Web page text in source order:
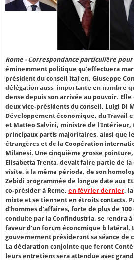
Rome - Correspondance particulière pour
éminemment politique qu’effectuera
président du conseil italien, Giuseppe
délégation aussi importante en nombre
dense depuis son arrivée au pouvoir.
deux vice-présidents du conseil, Luigi Di
Développement économique, du Travail
et Matteo Salvini, ministre de l'Intérieur,
principaux partis majoritaires, ainsi que
étrangères et de la Coopération
Milanesi. Une cinquième grosse
Elisabetta Trenta, devait faire partie de la
visite, à la même période, de son
Zebidi programmée de longue date aux
co-présider à Rome, en février dernier,
mixte et se tiennent en étroits contacts.
d’hommes d’affaires, forte de plus de
conduite par la Confindustria, se rendra à
faveur d’un forum économique bilatéral.
gouvernement présideront sa séance de
La déclaration conjointe que feront Conté
leurs entretiens sera attendue avec